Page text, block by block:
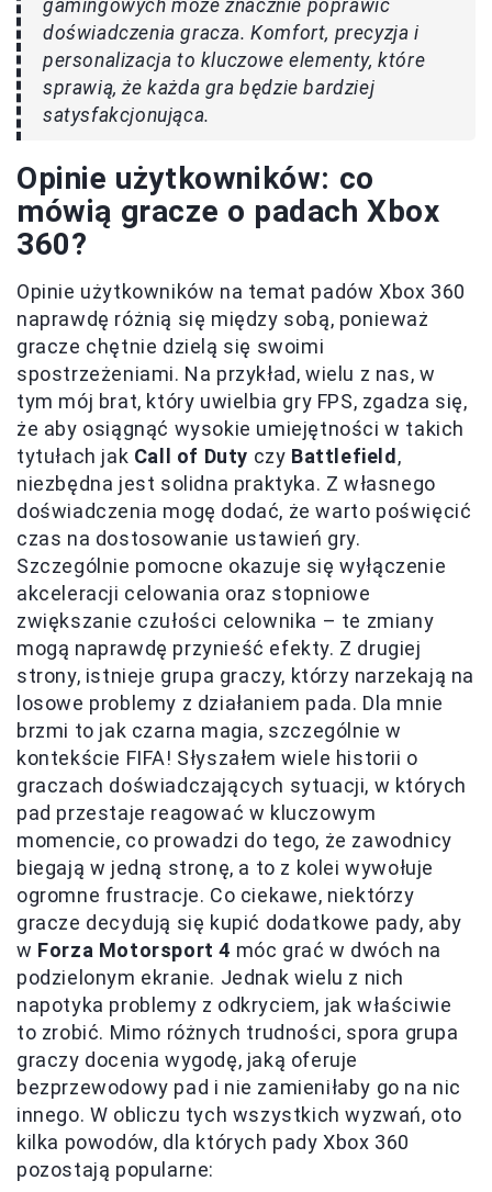
gamingowych może znacznie poprawić
doświadczenia gracza. Komfort, precyzja i
personalizacja to kluczowe elementy, które
sprawią, że każda gra będzie bardziej
satysfakcjonująca.
Opinie użytkowników: co
mówią gracze o padach Xbox
360?
Opinie użytkowników na temat padów Xbox 360
naprawdę różnią się między sobą, ponieważ
gracze chętnie dzielą się swoimi
spostrzeżeniami. Na przykład, wielu z nas, w
tym mój brat, który uwielbia gry FPS, zgadza się,
że aby osiągnąć wysokie umiejętności w takich
tytułach jak Call of Duty czy Battlefield ,
niezbędna jest solidna praktyka. Z własnego
doświadczenia mogę dodać, że warto poświęcić
czas na dostosowanie ustawień gry.
Szczególnie pomocne okazuje się wyłączenie
akceleracji celowania oraz stopniowe
zwiększanie czułości celownika – te zmiany
mogą naprawdę przynieść efekty. Z drugiej
strony, istnieje grupa graczy, którzy narzekają na
losowe problemy z działaniem pada. Dla mnie
brzmi to jak czarna magia, szczególnie w
kontekście FIFA! Słyszałem wiele historii o
graczach doświadczających sytuacji, w których
pad przestaje reagować w kluczowym
momencie, co prowadzi do tego, że zawodnicy
biegają w jedną stronę, a to z kolei wywołuje
ogromne frustracje. Co ciekawe, niektórzy
gracze decydują się kupić dodatkowe pady, aby
w Forza Motorsport 4 móc grać w dwóch na
podzielonym ekranie. Jednak wielu z nich
napotyka problemy z odkryciem, jak właściwie
to zrobić. Mimo różnych trudności, spora grupa
graczy docenia wygodę, jaką oferuje
bezprzewodowy pad i nie zamieniłaby go na nic
innego. W obliczu tych wszystkich wyzwań, oto
kilka powodów, dla których pady Xbox 360
pozostają popularne: